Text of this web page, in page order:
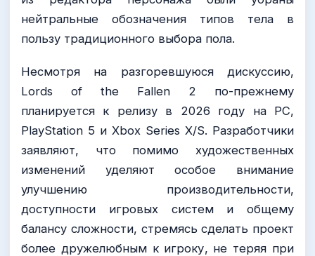
нейтральные обозначения типов тела в
пользу традиционного выбора пола.
Несмотря на разгоревшуюся дискуссию,
Lords of the Fallen 2 по-прежнему
планируется к релизу в 2026 году на PC,
PlayStation 5 и Xbox Series X/S. Разработчики
заявляют, что помимо художественных
изменений уделяют особое внимание
улучшению производительности,
доступности игровых систем и общему
балансу сложности, стремясь сделать проект
более дружелюбным к игроку, не теряя при